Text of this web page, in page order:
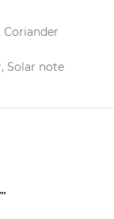
Coriander
Solar note